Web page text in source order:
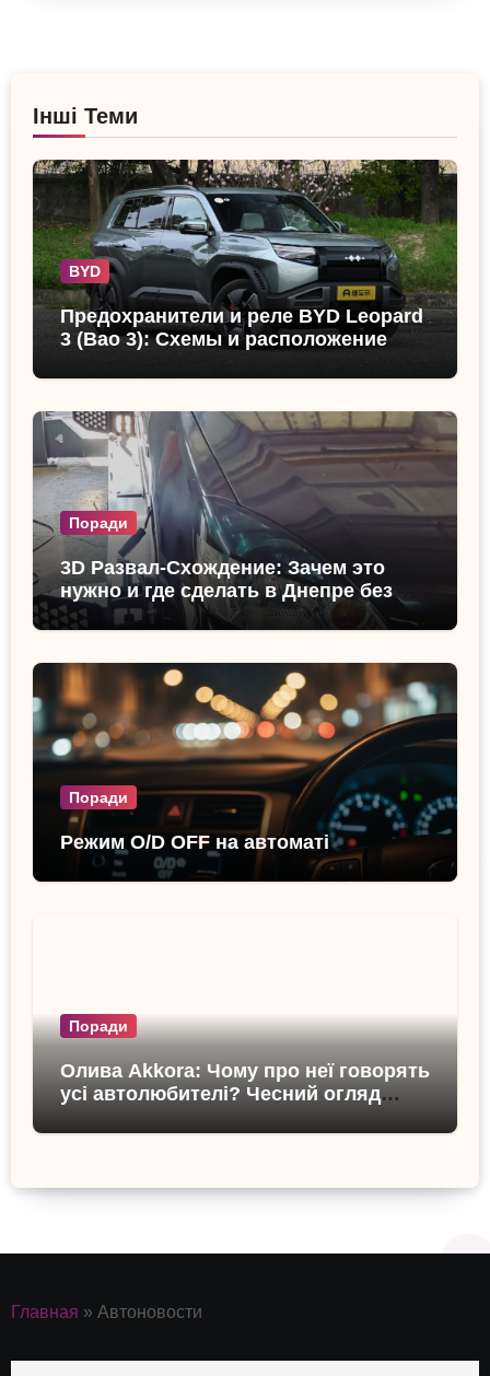
Інші Теми
BYD
Предохранители и реле BYD Leopard
3 (Bao 3): Схемы и расположение
Поради
3D Развал-Схождение: Зачем это
нужно и где сделать в Днепре без
очереди?
Поради
Режим O/D OFF на автоматі
Поради
Олива Akkora: Чому про неї говорять
усі автолюбителі? Чесний огляд
Главная » Автоновости